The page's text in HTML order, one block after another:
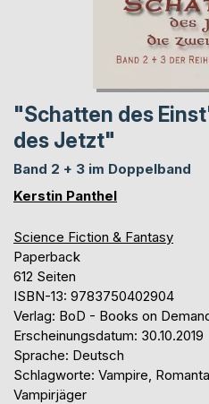
"Schatten des
des Jetzt"
Band 2 + 3 im Doppelband
Kerstin Panthel
Science Fiction & Fantasy
Paperback
612 Seiten
ISBN-13: 9783750402904
Verlag: BoD - Books on
Erscheinungsdatum: 30.10.2019
Sprache: Deutsch
Schlagworte: Vampire,
Vampirjäger